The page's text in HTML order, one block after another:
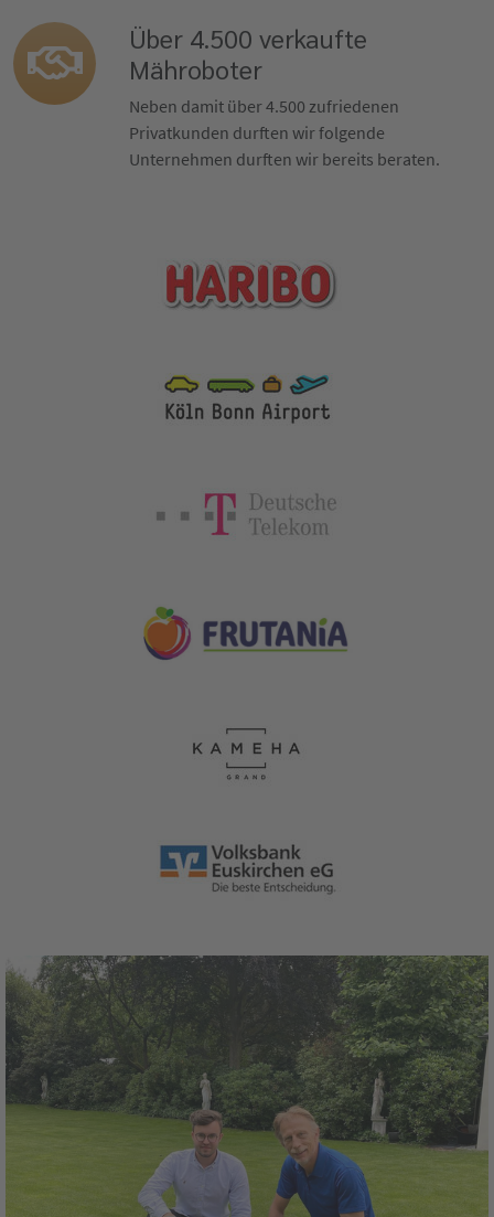
Über 4.500 verkaufte
Mähroboter
Neben damit über 4.500 zufriedenen
Privatkunden durften wir folgende
Unternehmen durften wir bereits beraten.